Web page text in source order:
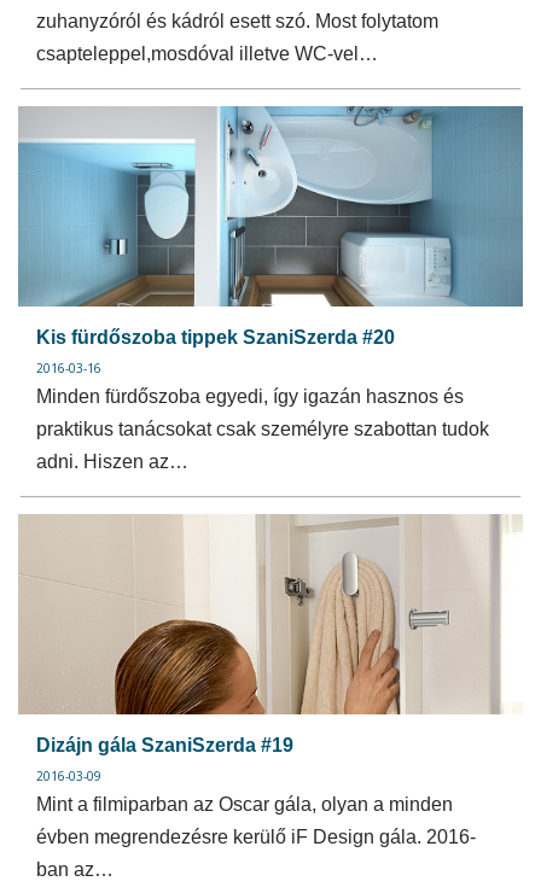
zuhanyzóról és kádról esett szó. Most folytatom
csapteleppel,mosdóval illetve WC-vel…
Kis fürdőszoba tippek SzaniSzerda #20
2016-03-16
Minden fürdőszoba egyedi, így igazán hasznos és
praktikus tanácsokat csak személyre szabottan tudok
adni. Hiszen az…
Dizájn gála SzaniSzerda #19
2016-03-09
Mint a filmiparban az Oscar gála, olyan a minden
évben megrendezésre kerülő iF Design gála. 2016-
ban az…